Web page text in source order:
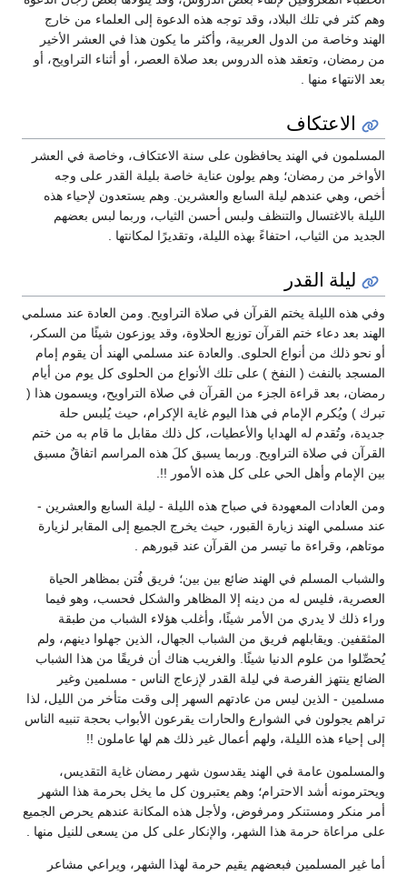
تلك البلاد، وقد توجه هذه الدعوة إلى العلماء من خارج
من الدول العربية، وأكثر ما يكون هذا في العشر الأخير
وتعقد هذه الدروس بعد صلاة العصر، أو أثناء التراويح، أو
منها .
في الهند يحافظون على سنة الاعتكاف، وخاصة في العشر
رمضان؛ وهم يولون عناية خاصة بليلة القدر على وجه
عندهم ليلة السابع والعشرين. وهم يستعدون لإحياء هذه
والتنظف ولبس أحسن الثياب، وربما لبس بعضهم
الثياب، احتفاءً بهذه الليلة، وتقديرًا لمكانتها .
القدر
يختم القرآن في صلاة التراويح. ومن العادة عند مسلمي
دعاء ختم القرآن توزيع الحلاوة، وقد يوزعون شيئًا من السكر،
من أنواع الحلوى. والعادة عند مسلمي الهند أن يقوم إمام
( النفخ ) على تلك الأنواع من الحلوى كل يوم من أيام
قراءة الجزء من القرآن في صلاة التراويح، ويسمون هذا (
الإمام في هذا اليوم غاية الإكرام، حيث يُلبس حلة
له الهدايا والأعطيات، كل ذلك مقابل ما قام به من ختم
صلاة التراويح. وربما يسبق كلَ هذه المراسم اتفاقٌ مسبق
وأهل الحي على كل هذه الأمور !!.
المعهودة في صباح هذه الليلة - ليلة السابع والعشرين -
الهند زيارة القبور، حيث يخرج الجميع إلى المقابر لزيارة
ما تيسر من القرآن عند قبورهم .
في الهند ضائع بين بين؛ فريق فُتن بمظاهر الحياة
فليس له من دينه إلا المظاهر والشكل فحسب، وهو فيما
لا يدري من الأمر شيئًا، وأغلب هؤلاء الشباب من طبقة
ويقابلهم فريق من الشباب الجهال، الذين جهلوا دينهم، ولم
علوم الدنيا شيئًا. والغريب هناك أن فريقًا من هذا الشباب
الفرصة في ليلة القدر لإزعاج الناس - مسلمين وغير
الذين ليس من عادتهم السهر إلى وقت متأخر من الليل، لذا
في الشوارع والحارات يقرعون الأبواب بحجة تنبيه الناس
هذه الليلة، ولهم أعمال غير ذلك هم لها عاملون !!
عامة في الهند يقدسون شهر رمضان غاية التقديس،
أشد الاحترام؛ وهم يعتبرون كل ما يخل بحرمة هذا الشهر
ومستنكر ومرفوض، ولأجل هذه المكانة عندهم يحرص الجميع
حرمة هذا الشهر، والإنكار على كل من يسعى للنيل منها .
فبعضهم يقيم حرمة لهذا الشهر، ويراعي مشاعر